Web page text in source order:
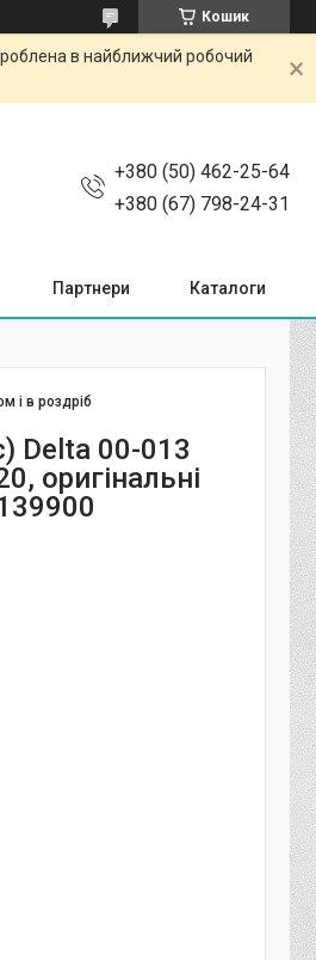
Кошик
в найближчий робочий
+380 (50) 462-25-64
+380 (67) 798-24-31
Партнери Каталоги
і в роздріб
Delta 00-013
оригінальні